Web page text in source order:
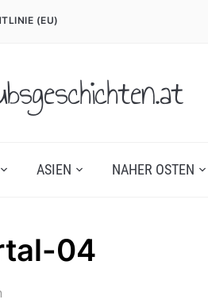
(EU)
ASIEN NAHER OSTEN
04